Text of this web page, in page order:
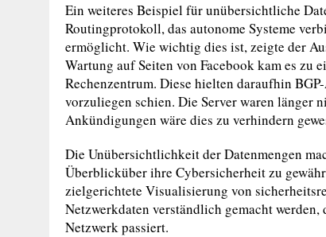
Ein weiteres Beispiel für unübersichtliche
Routingprotokoll, das autonome Systeme
ermöglicht. Wie wichtig dies ist, zeigte der
Wartung auf Seiten von Facebook kam es zu
Rechenzentrum. Diese hielten daraufhin
vorzuliegen schien. Die Server waren länger
Ankündigungen wäre dies zu verhindern
Die Unübersichtlichkeit der Datenmengen
Überblicküber ihre Cybersicherheit zu
zielgerichtete Visualisierung von
Netzwerkdaten verständlich gemacht
Netzwerk passiert.